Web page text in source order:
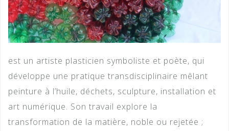
est un artiste plasticien symboliste et poète, qui
développe une pratique transdisciplinaire mêlant
peinture à l’huile, déchets, sculpture, installation et
art numérique. Son travail explore la
transformation de la matière, noble ou rejetée ;